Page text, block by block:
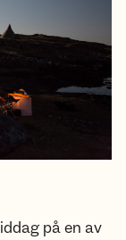
på en av